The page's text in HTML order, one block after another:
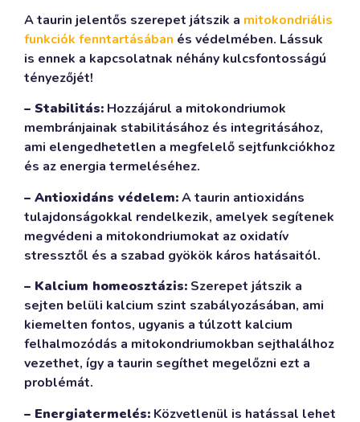
A taurin jelentős szerepet játszik a mitokondriális
funkciók fenntartásában és védelmében. Lássuk
is ennek a kapcsolatnak néhány kulcsfontosságú
tényezőjét!
– Stabilitás: Hozzájárul a mitokondriumok
membránjainak stabilitásához és integritásához,
ami elengedhetetlen a megfelelő sejtfunkciókhoz
és az energia termeléséhez.
– Antioxidáns védelem:A taurin antioxidáns
tulajdonságokkal rendelkezik, amelyek segítenek
megvédeni a mitokondriumokat az oxidatív
stressztől és a szabad gyökök káros hatásaitól.
– Kalcium homeosztázis: Szerepet játszik a
sejten belüli kalcium szint szabályozásában, ami
kiemelten fontos, ugyanis a túlzott kalcium
felhalmozódás a mitokondriumokban sejthalálhoz
vezethet, így a taurin segíthet megelőzni ezt a
problémát.
– Energiatermelés: Közvetlenül is hatással lehet